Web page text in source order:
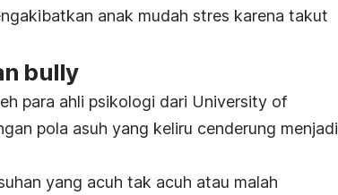
anak mudah stres karena takut
bully
para ahli psikologi dari University of
pola asuh yang keliru cenderung menjadi
yang acuh tak acuh atau malah